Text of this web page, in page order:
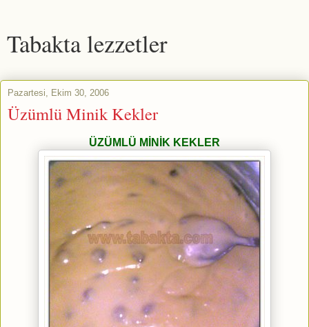
Tabakta lezzetler
Pazartesi, Ekim 30, 2006
Üzümlü Minik Kekler
ÜZÜMLÜ MİNİK KEKLER